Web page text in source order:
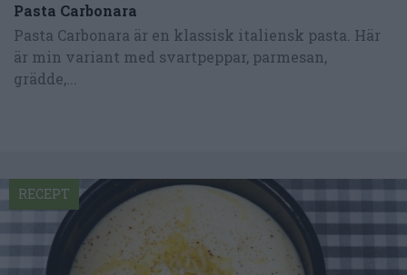
Pasta Carbonara
Pasta Carbonara är en klassisk italiensk pasta. Här
är min variant med svartpeppar, parmesan,
grädde,...
RECEPT